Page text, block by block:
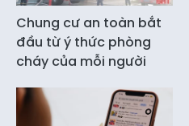
Chung cư an toàn bắt
đầu từ ý thức phòng
cháy của mỗi người